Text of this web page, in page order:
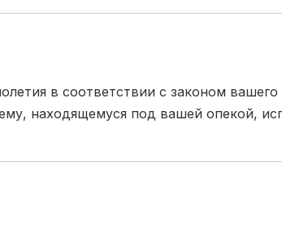
в соответствии с законом
находящемуся под вашей опекой,